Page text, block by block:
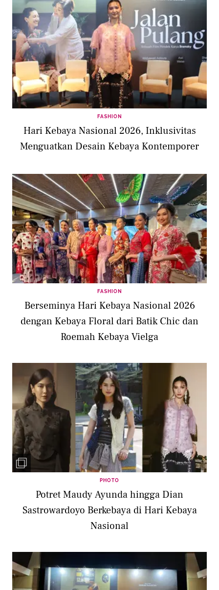
FASHION
Hari Kebaya Nasional 2026, Inklusivitas
Menguatkan Desain Kebaya Kontemporer
FASHION
Berseminya Hari Kebaya Nasional 2026
dengan Kebaya Floral dari Batik Chic dan
Roemah Kebaya Vielga
PHOTO
Potret Maudy Ayunda hingga Dian
Sastrowardoyo Berkebaya di Hari Kebaya
Nasional